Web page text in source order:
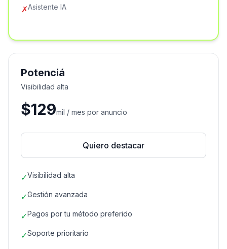
✗Asistente IA
Potenciá
Visibilidad alta
$129mil / mes por anuncio
Quiero destacar
✓Visibilidad alta
✓Gestión avanzada
✓Pagos por tu método preferido
✓Soporte prioritario